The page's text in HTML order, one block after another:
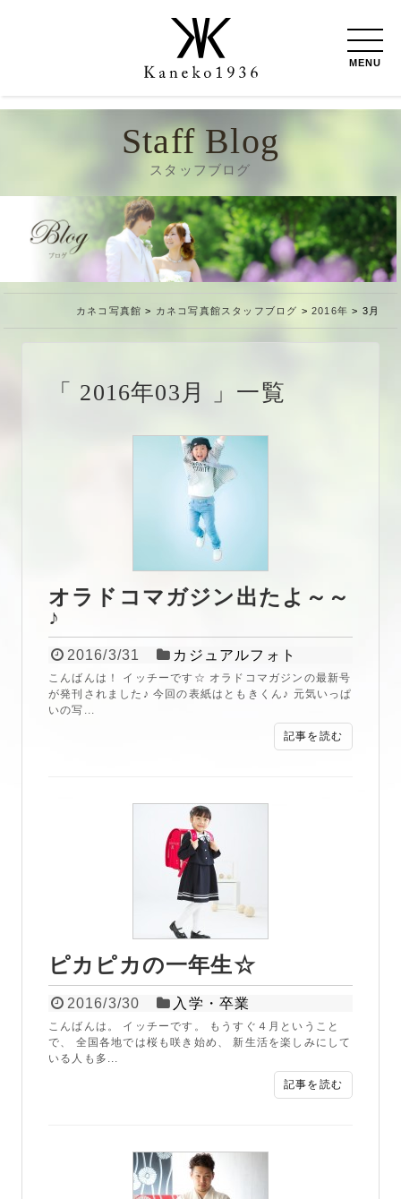
MENU
Staff Blog
スタッフブログ
カネコ写真館 > カネコ写真館スタッフブログ > 2016年 > 3月
2016年03月 一覧
オラドコマガジン出たよ～～
♪
2016/3/31 カジュアルフォト
こんばんは！ イッチーです☆ オラドコマガジンの最新号
が発刊されました♪ 今回の表紙はともきくん♪ 元気いっぱ
いの写...
記事を読む
ピカピカの一年生☆
2016/3/30 入学・卒業
こんばんは。 イッチーです。 もうすぐ４月ということ
で、 全国各地では桜も咲き始め、 新生活を楽しみにして
いる人も多...
記事を読む